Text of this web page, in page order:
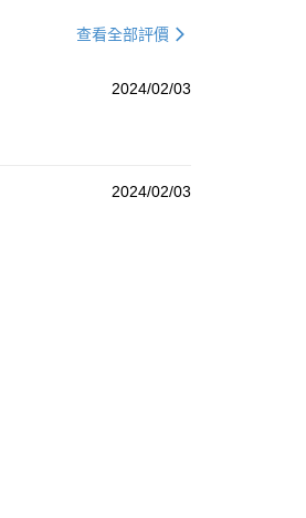
查看全部評價
2024/02/03
2024/02/03